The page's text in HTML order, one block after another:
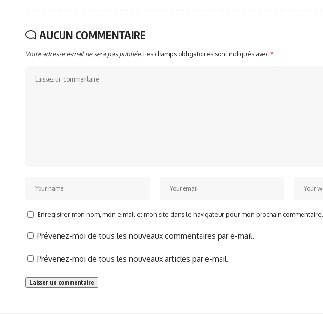
AUCUN COMMENTAIRE
Votre adresse e-mail ne sera pas publiée.Les champs obligatoires sont indiqués avec*
Enregistrer mon nom, mon e-mail et mon site dans le navigateur pour mon prochain commentaire.
Prévenez-moi de tous les nouveaux commentaires par e-mail.
Prévenez-moi de tous les nouveaux articles par e-mail.